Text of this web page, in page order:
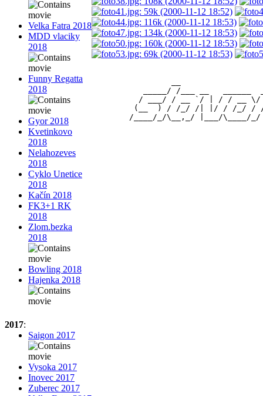
Velka Fatra 2018
MDD vlaciky
2018
Funny Regatta
2018
Gyor 2018
Kvetinkovo
2018
Nelahozeves
2018
Cyklo Unetice
2018
Kačín 2018
FK3+1 RK
2018
Zlom.bezka
2018
Bowling 2018
Hajenka 2018
2017:
Saigon 2017
Vysoka 2017
Inovec 2017
Zuberec 2017
_____/ /___ __   ______
/ ___/ / __ `/ | / / __
(__  ) / /_/ /| |/ / /_/ /